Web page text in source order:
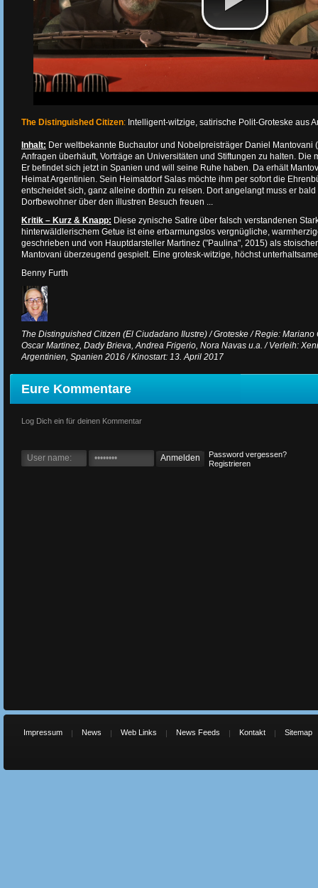
The Distinguished Citizen: Intelligent-witzige, satirische Polit-Groteske aus
Inhalt: Der weltbekannte Buchautor und Nobelpreisträger Daniel Mantovani
Anfragen überhäuft, Vorträge an Universitäten und Stiftungen zu halten. Die
Er befindet sich jetzt in Spanien und will seine Ruhe haben. Da erhält
Heimat Argentinien. Sein Heimatdorf Salas möchte ihm per sofort die
entscheidet sich, ganz alleine dorthin zu reisen. Dort angelangt muss er
Dorfbewohner über den illustren Besuch freuen ...
Kritik – Kurz & Knapp: Diese zynische Satire über falsch verstandenen
hinterwäldlerischem Getue ist eine erbarmungslos vergnügliche,
geschrieben und von Hauptdarsteller Martinez ("Paulina", 2015) als
Mantovani überzeugend gespielt. Eine grotesk-witzige, höchst
Benny Furth
The Distinguished Citizen (El Ciudadano Ilustre) / Groteske / Regie: Mariano
Oscar Martinez, Dady Brieva, Andrea Frigerio, Nora Navas u.a. / Verleih:
Argentinien, Spanien 2016 / Kinostart: 13. April 2017
Eure Kommentare
Log Dich ein für deinen Kommentar
Password vergessen?
Registrieren
Impressum News Web Links News Feeds Kontakt Sitemap